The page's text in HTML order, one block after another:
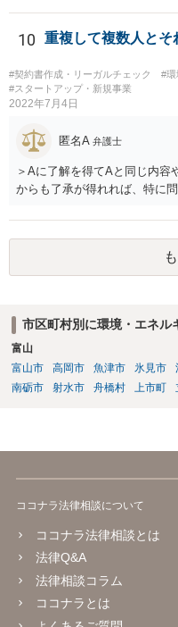
10 重複して複数人とそ
#契約書作成・リーガルチェック
#環
#スタートアップ・新規事業
2022年7月4日
匿名A 弁護士
＞Aに了解を得てAと同じ内容
からも了承が得れれば、特に
市区町村別に環境・エネル
富山
富山市
高岡市 魚津市 氷見市
南砺市
射水市 舟橋村 上市町
ココナラ法律相談について
ココナラ法律相談とは
法律Q&A
法律相談コラム
ココナラとは